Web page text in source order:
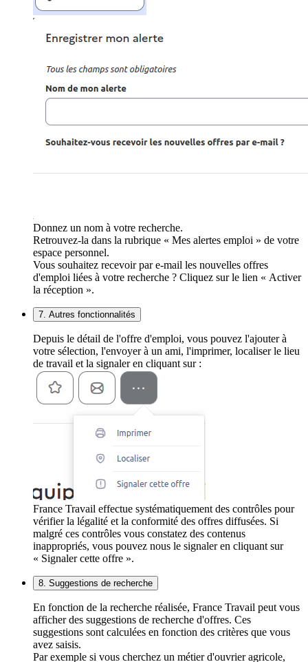
Donnez un nom à votre recherche.
Retrouvez-la dans la rubrique « Mes alertes emploi » de votre
espace personnel.
Vous souhaitez recevoir par e-mail les nouvelles offres
d'emploi liées à votre recherche ? Cliquez sur le lien « Activer
la réception ».
7. Autres fonctionnalités
Depuis le détail de l'offre d'emploi, vous pouvez l'ajouter à
votre sélection, l'envoyer à un ami, l'imprimer, localiser le lieu
de travail et la signaler en cliquant sur :
France Travail effectue systématiquement des contrôles pour
vérifier la légalité et la conformité des offres diffusées. Si
malgré ces contrôles vous constatez des contenus
inappropriés, vous pouvez nous le signaler en cliquant sur
« Signaler cette offre ».
8. Suggestions de recherche
En fonction de la recherche réalisée, France Travail peut vous
afficher des suggestions de recherche d'offres. Ces
suggestions sont calculées en fonction des critères que vous
avez saisis.
Par exemple si vous cherchez un métier d'ouvrier agricole,